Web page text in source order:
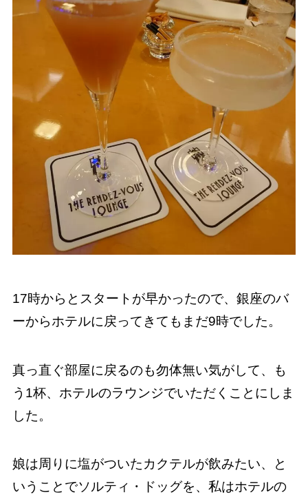
17時からとスタートが早かったので、銀座のバ
ーからホテルに戻ってきてもまだ9時でした。
真っ直ぐ部屋に戻るのも勿体無い気がして、も
う1杯、ホテルのラウンジでいただくことにしま
した。
娘は周りに塩がついたカクテルが飲みたい、と
いうことでソルティ・ドッグを、私はホテルの